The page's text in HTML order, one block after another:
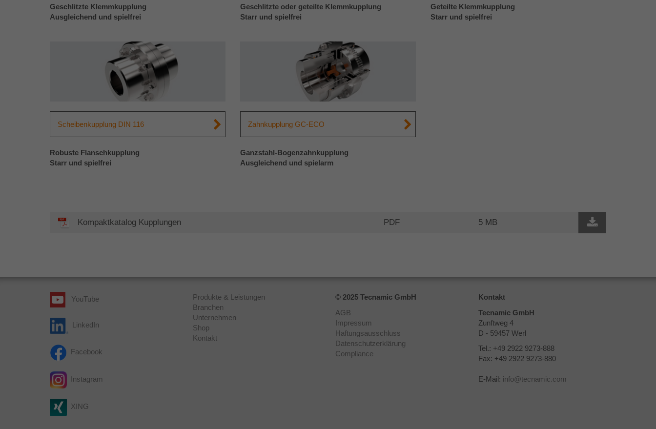
Geschlitzte Klemmkupplung
Ausgleichend und spielfrei
Scheibenkupplung DIN 116
Robuste Flanschkupplung
Starr und spielfrei
Geschlitzte oder geteilte Klemmkupplung
Starr und spielfrei
Zahnkupplung GC-ECO
Ganzstahl-Bogenzahnkupplung
Ausgleichend und spielarm
Geteilte Klemmkupplung
Starr und spielfrei
Kompaktkatalog Kupplungen PDF 5 MB
YouTube
LinkedIn
Facebook
Instagram
XING
Produkte & Leistungen
Branchen
Unternehmen
Shop
Kontakt
© 2025 Tecnamic GmbH
AGB
Impressum
Haftungsausschluss
Datenschutzerklärung
Compliance
Kontakt
Tecnamic GmbH
Zunftweg 4
D - 59457 Werl
Tel.: +49 2922 9273-888
Fax: +49 2922 9273-880
E-Mail: info@tecnamic.com